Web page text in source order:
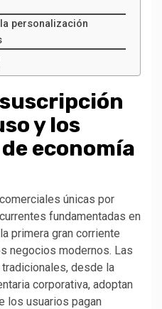
personalización
y los
economía
únicas por
fundamentadas en
primera gran corriente
negocios modernos. Las
desde la
corporativa, adoptan
los usuarios pagan